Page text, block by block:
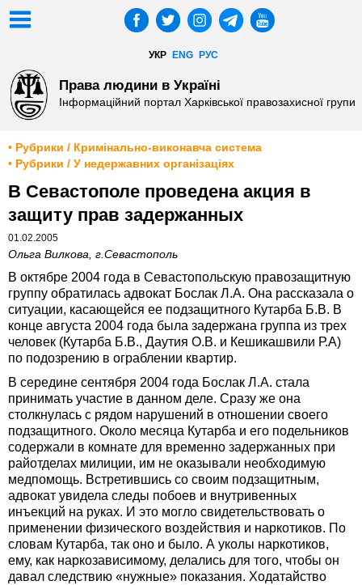
УКР ENG РУС
Права людини в Україні
Інформаційний портал Харківської правозахисної групи
• Рубрики / Кримінально-виконавча система
• Рубрики / У недержавних організаціях
В Севастополе проведена акция в
защиту прав задержанных
01.02.2005
Ольга Вилкова, г.Севастополь
В октябре 2004 года в Севастопольскую правозащитную
группу обратилась адвокат Бослак Л.А. Она рассказала о
ситуации, касающейся ее подзащитного Кутарба Б.В. В
конце августа 2004 года была задержана группа из трех
человек (Кутарба Б.В., Даутия О.В. и Кешикашвили Р.А)
по подозрению в ограблении квартир.
В середине сентября 2004 года Бослак Л.А. стала
принимать участие в данном деле. Сразу же она
столкнулась с рядом нарушений в отношении своего
подзащитного. Около месяца Кутарба и его подельников
содержали в комнате для временно задержанных при
райотделах милиции, им не оказывали необходимую
медпомощь. Встретившись со своим подзащитным,
адвокат увидела следы побоев и внутривенных
инъекций на руках. И это могло свидетельствовать о
применении физического воздействия и наркотиков. По
словам Кутарба, так оно и было. А уколы наркотиков,
ему, как наркозависимому, делались для того, чтобы он
давал следствию «нужные» показания. Ходатайство